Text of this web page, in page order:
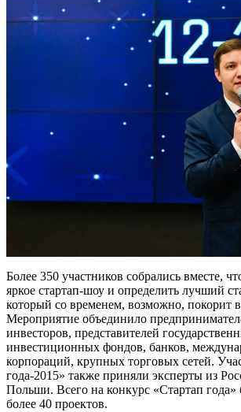
Более 350 участников собрались вместе,
яркое стартап-шоу и определить лучший
который со временем, возможно, покорит
Мероприятие объединило
инвесторов, представителей
инвестиционных фондов, банков,
корпораций, крупных торговых сетей.
года-2015» также приняли эксперты из
Польши. Всего на конкурс «Стартап года»
более 40 проектов.